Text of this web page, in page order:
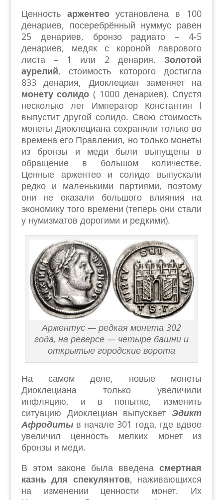
Ценность аржентеоустановлена в 100
денариев, посеребрённый нуммус равен
25 денариев, бронзо радиато – 4-5
денариев, медяк с короной лаврового
листа – 1 или 2 денария.Золотой
аурелий, стоимость которого достигла
833 денария, Диоклециан заменяет на
монету солидо ( 1000 денариев). Спустя
несколько лет Император Константин I
выпустит другой солидо. Свою стоимость
монеты Диоклециана сохраняли только во
времена его Правления, но только монеты
из бронзы и меди были выпущены в
обращение в большом количестве.
Ценные аржентео и солидо выпускали
редко и маленькими партиями, поэтому
они не оказали большого влияния на
экономику того времени (теперь они стали
у нумизматов дорогими и редкими).
Аржентус — редкая монета 302
года, на реверсе — четыре башни и
открытые городские ворота
На самом деле, новые монеты
Диоклециана только увеличили
инфляцию, и в попытке, изменить
ситуацию Диоклециан выпускает Эдикт
Афродитыв начале 301 года, где вдвое
увеличил ценность мелких монет из
бронзы и меди.
В этом законе была введенасмертная
казнь для спекулянтов, наживающихся
на изменении ценности монет. Их